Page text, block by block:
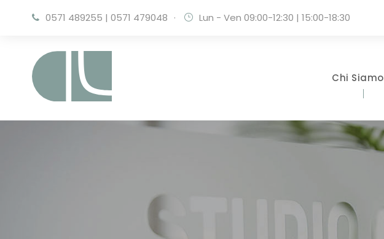
0571 489255 | 0571 479048 · Lun - Ven 09:00-12:30 | 15:00-18:30
Chi Siamo